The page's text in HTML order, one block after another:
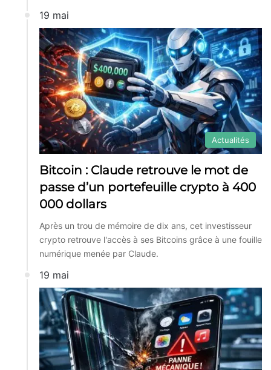
19 mai
Actualités
Bitcoin : Claude retrouve le mot de
passe d’un portefeuille crypto à 400
000 dollars
Après un trou de mémoire de dix ans, cet investisseur
crypto retrouve l'accès à ses Bitcoins grâce à une fouille
numérique menée par Claude.
19 mai